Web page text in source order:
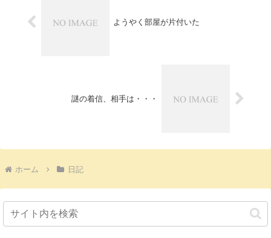
ようやく部屋が片付いた
謎の着信、相手は・・・
ホーム 日記